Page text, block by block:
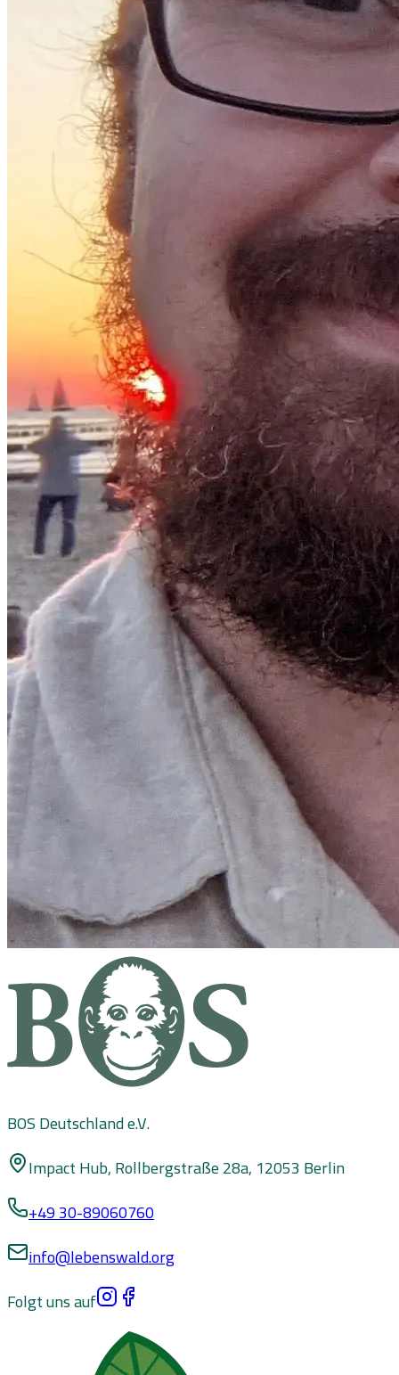
BOS Deutschland e.V.
Impact Hub, Rollbergstraße 28a, 12053 Berlin
+49 30-89060760
info@lebenswald.org
Folgt uns auf